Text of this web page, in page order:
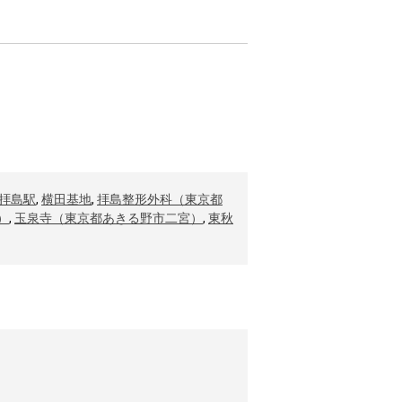
島駅, 横田基地, 拝島整形外科（東京都
, 玉泉寺（東京都あきる野市二宮） , 東秋